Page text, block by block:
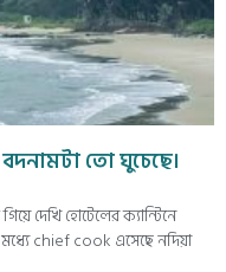
তো ঘুচেছে।
দেখি হোটেলের ক্যান্টিনে
chief cook এসেছে নদিয়া